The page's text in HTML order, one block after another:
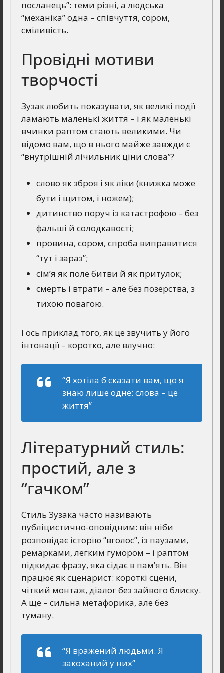
посланець”: теми різні, а людська
“механіка” одна – співчуття, сором,
сміливість.
Провідні мотиви
творчості
Зузак любить показувати, як великі події
ламають маленькі життя – і як маленькі
вчинки раптом стають великими. Чи
відомо вам, що в нього майже завжди є
“внутрішній лічильник ціни слова”?
слово як зброя і як ліки (книжка може
бути і щитом, і ножем);
дитинство поруч із катастрофою – без
фальші й солодкавості;
провина, сором, спроба виправитися
“тут і зараз”;
сім’я як поле битви й як притулок;
смерть і втрати – але без позерства, з
тихою повагою.
І ось приклад того, як це звучить у його
інтонації – коротко, але влучно:
“Я хотіла б сказати вам, що я
знаю лише одне: слова – це
життя”
Літературний стиль:
простий, але з
“гачком”
Стиль Зузака часто називають
публіцистично-оповідним: він ніби
розповідає історію “вголос”, із паузами,
ремарками, легким гумором – і раптом
підкидає фразу, яка сідає в пам’ять. Він
працює як сценарист: короткі сцени,
чіткий монтаж, діалог без зайвого блиску.
А ще – сильна метафорика, але без
туману.
“Я вражений людьми. Я
закоханий у них”